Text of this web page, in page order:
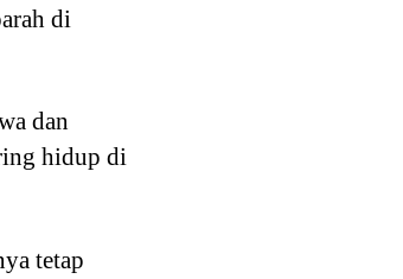
di
dan
hidup di
tetap